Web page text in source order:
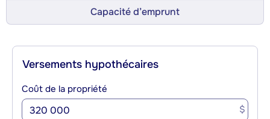
Capacité d’emprunt
Versements hypothécaires
Coût de la propriété
$